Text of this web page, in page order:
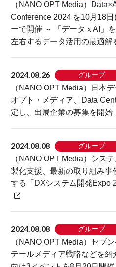
（NANO OPT Media）
Conference 2024 を10月18
ーで開催 ～ 「データｘAI」
左右するデータ活用の最適解
2024.08.26 グループ
（NANO OPT Media）日本
オプト・メディア、Data
定し、出展企業の募集を開始
2024.08.08 グループ
（NANO OPT Media）シス
製化支援、最新の取り組み
する「DXシステム開発Expo
2024.08.08 グループ
（NANO OPT Media）セブ
テールメディア戦略などを